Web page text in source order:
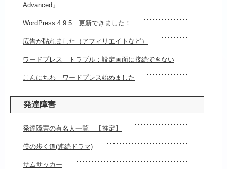
Advanced」
WordPress 4.9.5 更新できました！
広告が貼れました（アフィリエイトなど）
ワードプレス トラブル：設定画面に接続できない
こんにちわ ワードプレス始めました
発達障害
発達障害の有名人一覧 【推定】
僕の歩く道(連続ドラマ)
サムサッカー